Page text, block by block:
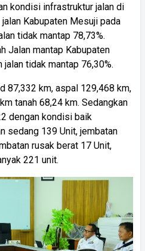
kondisi infrastruktur jalan di
Kabupaten Mesuji pada
tidak mantap 78,73%.
Jalan mantap Kabupaten
tidak mantap 76,30%.
87,332 km, aspal 129,468 km,
tanah 68,24 km. Sedangkan
dengan kondisi baik
sedang 139 Unit, jembatan
rusak berat 17 Unit,
221 unit.